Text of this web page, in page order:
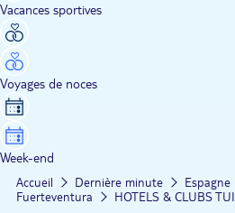
Vacances sportives
Voyages de noces
Week-end
Accueil Dernière minute Espagne
Fuerteventura
HOTELS & CLUBS TUI